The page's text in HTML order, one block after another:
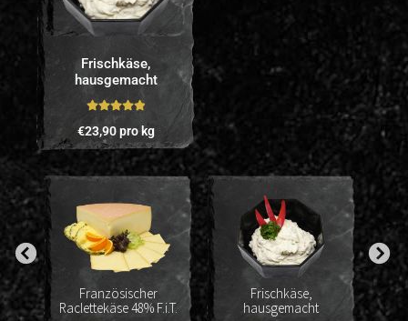
Frischkäse,
hausgemacht
Bewertet mit
5.00von 5
€23,90pro kg
Französischer
Raclettekäse 48% F.i.T.
Frischkäse,
hausgemacht